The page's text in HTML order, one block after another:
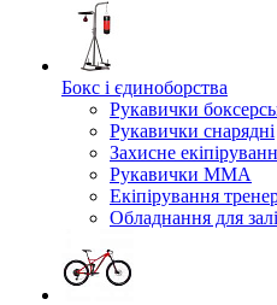
Бокс і єдиноборства
Рукавички
Рукавички снарядні
Захисне
Рукавички ММА
Екіпірування
Обладнання для